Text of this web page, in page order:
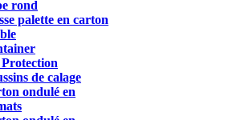
rond
palette en carton
de calage
ondulé en